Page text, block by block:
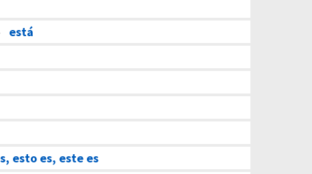
está
esto es, este es